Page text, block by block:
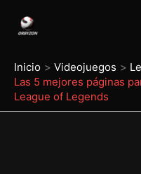
Inicio
Videojuegos
Las 5 mejores páginas
League of Legends